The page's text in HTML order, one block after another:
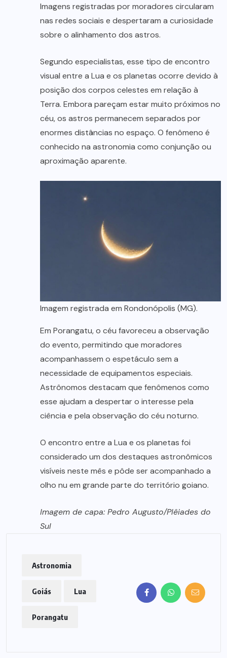
Imagens registradas por moradores circularam
nas redes sociais e despertaram a curiosidade
sobre o alinhamento dos astros.
Segundo especialistas, esse tipo de encontro
visual entre a Lua e os planetas ocorre devido à
posição dos corpos celestes em relação à
Terra. Embora pareçam estar muito próximos no
céu, os astros permanecem separados por
enormes distâncias no espaço. O fenômeno é
conhecido na astronomia como conjunção ou
aproximação aparente.
Imagem registrada em Rondonópolis (MG).
Em Porangatu, o céu favoreceu a observação
do evento, permitindo que moradores
acompanhassem o espetáculo sem a
necessidade de equipamentos especiais.
Astrônomos destacam que fenômenos como
esse ajudam a despertar o interesse pela
ciência e pela observação do céu noturno.
O encontro entre a Lua e os planetas foi
considerado um dos destaques astronômicos
visíveis neste mês e pôde ser acompanhado a
olho nu em grande parte do território goiano.
Imagem de capa: Pedro Augusto/Plêiades do
Sul
Astronomia
Goiás Lua
Porangatu